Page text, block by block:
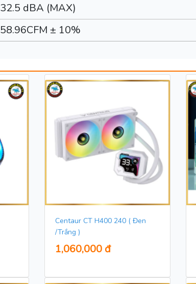
32.5 dBA (MAX)
58.96CFM ± 10%
Centaur CT H400 240 ( Đen
/Trắng )
1,060,000 đ